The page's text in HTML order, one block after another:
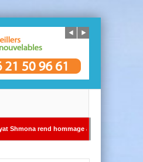
hommage au Dr Gil Taïeb par Alain